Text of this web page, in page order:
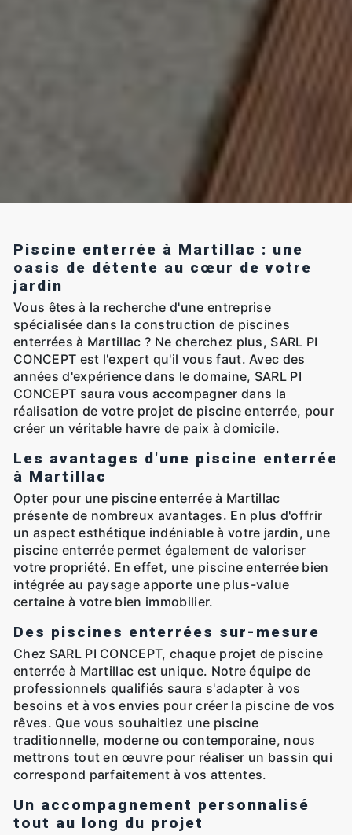
Piscine enterrée à Martillac : une
oasis de détente au cœur de votre
jardin
Vous êtes à la recherche d'une entreprise
spécialisée dans la construction de piscines
enterrées à Martillac ? Ne cherchez plus, SARL PI
CONCEPT est l'expert qu'il vous faut. Avec des
années d'expérience dans le domaine, SARL PI
CONCEPT saura vous accompagner dans la
réalisation de votre projet de piscine enterrée, pour
créer un véritable havre de paix à domicile.
Les avantages d'une piscine enterrée
à Martillac
Opter pour une piscine enterrée à Martillac
présente de nombreux avantages. En plus d'offrir
un aspect esthétique indéniable à votre jardin, une
piscine enterrée permet également de valoriser
votre propriété. En effet, une piscine enterrée bien
intégrée au paysage apporte une plus-value
certaine à votre bien immobilier.
Des piscines enterrées sur-mesure
Chez SARL PI CONCEPT, chaque projet de piscine
enterrée à Martillac est unique. Notre équipe de
professionnels qualifiés saura s'adapter à vos
besoins et à vos envies pour créer la piscine de vos
rêves. Que vous souhaitiez une piscine
traditionnelle, moderne ou contemporaine, nous
mettrons tout en œuvre pour réaliser un bassin qui
correspond parfaitement à vos attentes.
Un accompagnement personnalisé
tout au long du projet